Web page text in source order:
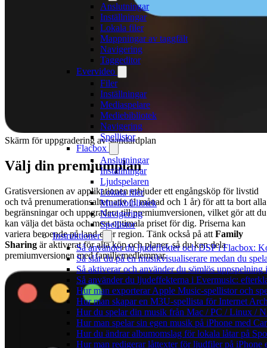
Anslutningar
Inställningar
Lokala filer
Mappningar av taggfält
Navigering
Taggeditor
Evervideo
Filer
Inställningar
Mediaspelare
Mediebibliotek
Navigering
Spellistor
Flacbox
Anslutningar
Inställningar
Ljudspelaren
Lokala filer
Musikbibliotek
Navigering
Spellistor
Instruktioner
Så använder du ljudeffekter och DSP i Flacbox:
Så slår du på en musikvisualiserare medan du
Så aktiverar och använder du sömlös uppspelning
Så använder du ljudeffekterna i Evermusic:
Hur man exporterar Apple Music-spellistor och
Hur man skapar en M3U-spellista för Internet
Hur du spelar din musik från Mac / PC / Linux /
Hur man spelar sin egen musik på iPhone med
Hur du ändrar albumomslag för lokala låtar på
Hur man redigerar låttexter för ljudfiler på iPhone
Skärm för uppgradering av standardplan
Välj din premiumplan
Gratisversionen av applikationen erbjuder ett engångsköp för livstid
och två prenumerationsalternativ (1 månad och 1 år) för att ta bort alla
begränsningar och uppgradera till premiumversionen, vilket gör att du
kan välja det bästa och mest optimala priset för dig. Priserna kan
variera beroende på land eller region. Tänk också på att Family
Sharing är aktiverat för alla köp och planer, så du kan dela
premiumversionen med familjemedlemmar.